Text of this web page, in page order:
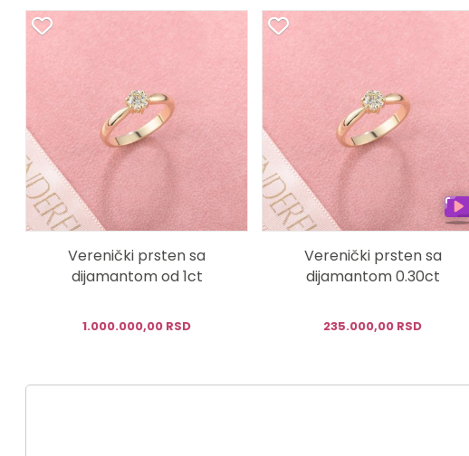
Verenički prsten sa
dijamantom od 1ct
1.000.000,00 RSD
Verenički prsten sa
dijamantom 0.30ct
235.000,00 RSD